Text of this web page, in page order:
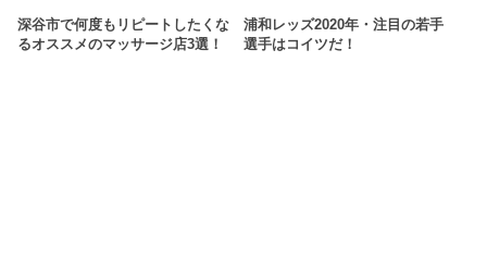
深谷市で何度もリピートしたくな
るオススメのマッサージ店3選！
浦和レッズ2020年・注目の若手
選手はコイツだ！